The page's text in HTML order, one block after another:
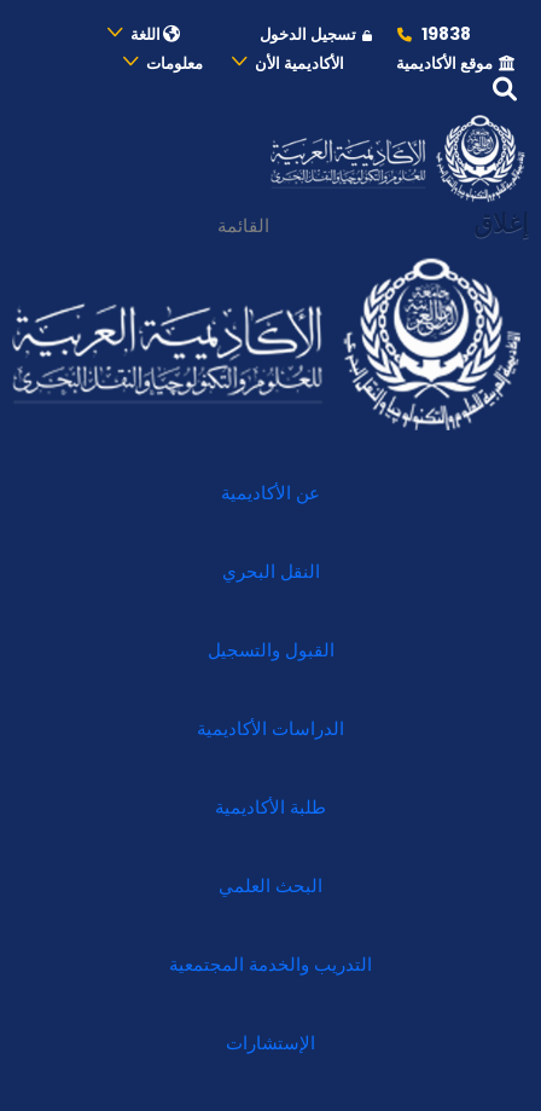
19838 تسجيل الدخول
اللغة
موقع الأكاديمية
الأكاديمية الأن معلومات
إغلاق القائمة
عن الأكاديمية
النقل البحري
القبول والتسجيل
الدراسات الأكاديمية
طلبة الأكاديمية
البحث العلمي
التدريب والخدمة المجتمعية
الإستشارات